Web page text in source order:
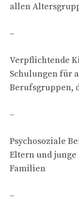
allen
–
Verpflichtende
Schulungen für
Berufsgruppen,
–
Psychosoziale
Eltern und junge
Familien
–